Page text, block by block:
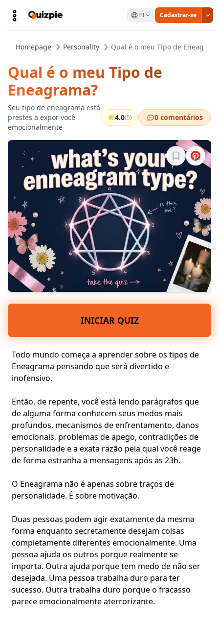
PT Cadastrar-se
Homepage Personality Qual é o meu Tipo de
Qual é o meu Tipo de
Eneagrama?
Seu tipo de eneagrama está
prestes a expor você
emocionalmente
4.0(5) 0 comentários
Entre para
INICIAR QUIZ
Todo mundo começa a aprender sobre os tipos de
Eneagrama pensando que será divertido e
inofensivo.
Então, de repente, você está lendo parágrafos que
de alguma forma conhecem seus medos mais
profundos, mecanismos de enfrentamento, danos
emocionais, problemas de apego, contradições de
personalidade e a exata razão pela qual você reage
de forma estranha a mensagens após as 23h.
O Eneagrama não é apenas sobre traços de
personalidade. É sobre motivação.
Duas pessoas podem agir exatamente da mesma
forma enquanto secretamente desejam coisas
completamente diferentes emocionalmente. Uma
pessoa ajuda os outros porque realmente se
importa. Outra ajuda porquetem medo de não ser
desejada. Uma pessoa trabalha duro para ter
sucesso. Outra trabalha duro porque o fracasso
parece emocionalmente aterrorizante.